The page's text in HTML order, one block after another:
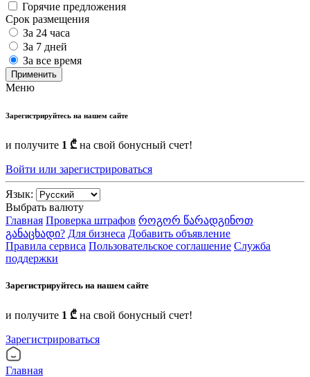
Горячие предложения
Срок размещения
За 24 часа
За 7 дней
За все время
Применить
Меню
Зарегистрируйтесь на нашем сайте
и получите 1 ₾ на свой бонусный счет!
Войти или зарегистрироваться
Язык:
Выбрать валюту
Главная Проверка штрафов როგორ წარადგინოთ
განაცხადი? Для бизнеса Добавить объявление
Правила сервиса Пользовательское соглашение Служба
поддержки
Зарегистрируйтесь на нашем сайте
и получите 1 ₾ на свой бонусный счет!
Зарегистрироваться
Главная